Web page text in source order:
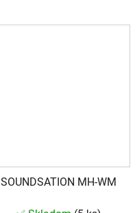
SOUNDSATION MH-WM